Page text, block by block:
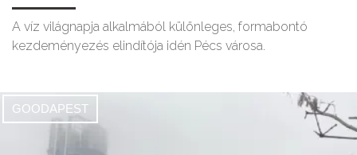
A víz világnapja alkalmából különleges, formabontó
kezdeményezés elindítója idén Pécs városa.
GOODAPEST